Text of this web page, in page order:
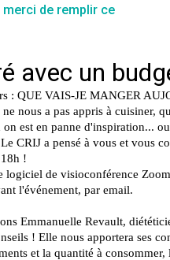
merci de remplir ce